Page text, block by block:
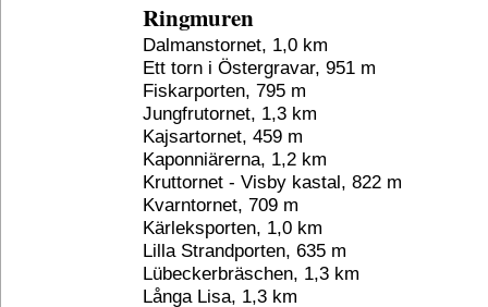
Ringmuren
Dalmanstornet, 1,0 km
Ett torn i Östergravar, 951 m
Fiskarporten, 795 m
Jungfrutornet, 1,3 km
Kajsartornet, 459 m
Kaponniärerna, 1,2 km
Kruttornet - Visby kastal, 822 m
Kvarntornet, 709 m
Kärleksporten, 1,0 km
Lilla Strandporten, 635 m
Lübeckerbräschen, 1,3 km
Långa Lisa, 1,3 km